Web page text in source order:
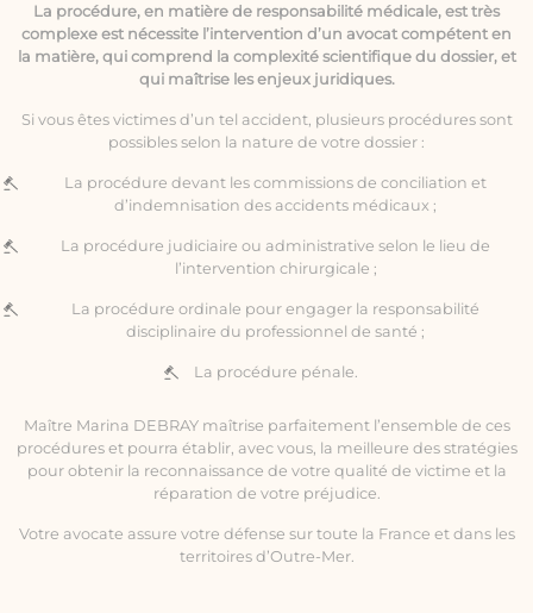
La procédure, en matière de responsabilité médicale, est très
complexe est nécessite l’intervention d’un avocat compétent en
la matière, qui comprend la complexité scientifique du dossier, et
qui maîtrise les enjeux juridiques.
Si vous êtes victimes d’un tel accident, plusieurs procédures sont
possibles selon la nature de votre dossier :
La procédure devant les commissions de conciliation et
d’indemnisation des accidents médicaux ;
La procédure judiciaire ou administrative selon le lieu de
l’intervention chirurgicale ;
La procédure ordinale pour engager la responsabilité
disciplinaire du professionnel de santé ;
La procédure pénale.
Maître Marina DEBRAY maîtrise parfaitement l’ensemble de ces
procédures et pourra établir, avec vous, la meilleure des stratégies
pour obtenir la reconnaissance de votre qualité de victime et la
réparation de votre préjudice.
Votre avocate assure votre défense sur toute la France et dans les
territoires d’Outre-Mer.